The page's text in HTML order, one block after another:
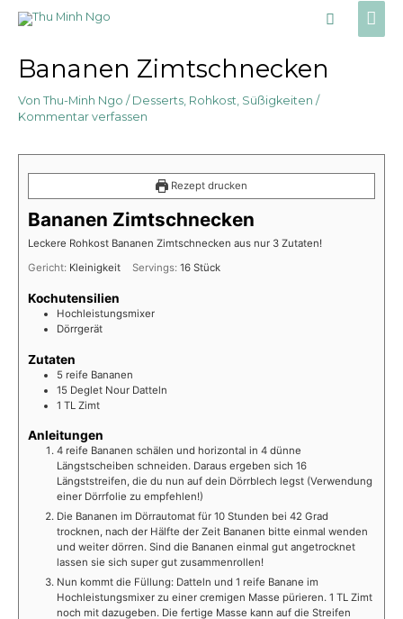
Zum
Suche
Bananen Zimtschnecken
Von Thu-Minh Ngo / Desserts, Rohkost Süßigkeiten /
Kommentar verfassen
Rezept drucken
Bananen Zimtschnecken
Leckere Rohkost Bananen Zimtschnecken aus nur 3 Zutaten!
Gericht: Kleinigkeit Servings:16 Stück
Kochutensilien
Hochleistungsmixer
Dörrgerät
Zutaten
5 reife Bananen
15 Deglet Nour Datteln
1 TL Zimt
Anleitungen
4 reife Bananen schälen und horizontal in 4 dünne
Längstscheiben schneiden. Daraus ergeben sich 16
Längststreifen, die du nun auf dein Dörrblech legst (Verwendung
einer Dörrfolie zu empfehlen!)
Die Bananen im Dörrautomat für 10 Stunden bei 42 Grad
trocknen, nach der Hälfte der Zeit Bananen bitte einmal wenden
und weiter dörren. Sind die Bananen einmal gut angetrocknet
lassen sie sich super gut zusammenrollen!
Nun kommt die Füllung: Datteln und 1 reife Banane im
Hochleistungsmixer zu einer cremigen Masse pürieren. 1 TL Zimt
noch mit dazugeben. Die fertige Masse kann auf die Streifen